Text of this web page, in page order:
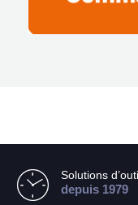
Solutions
depuis 1979